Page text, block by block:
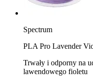
Spectrum
PLA Pro Lavender
Trwały i odporny na
lawendowego fioletu